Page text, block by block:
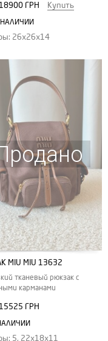
18900 ГРН Купить
НАЛИЧИИ
26х26х14
MIU MIU 13632
тканевый рюкзак с
карманами
15525 ГРН
5, 22x18x11